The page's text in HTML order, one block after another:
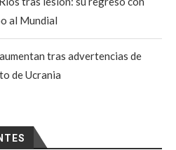
al Mundial
tras advertencias de
de Ucrania